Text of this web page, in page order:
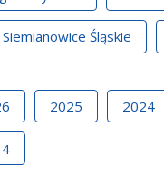
Śląskie
2025 2024